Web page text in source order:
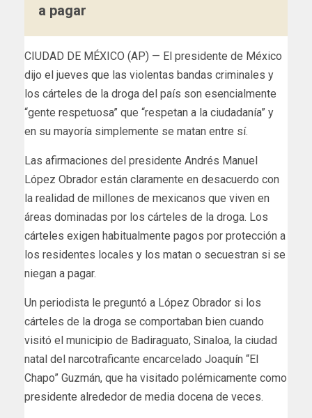
a pagar
CIUDAD DE MÉXICO (AP) — El presidente de México
dijo el jueves que las violentas bandas criminales y
los cárteles de la droga del país son esencialmente
“gente respetuosa” que “respetan a la ciudadanía” y
en su mayoría simplemente se matan entre sí.
Las afirmaciones del presidente Andrés Manuel
López Obrador están claramente en desacuerdo con
la realidad de millones de mexicanos que viven en
áreas dominadas por los cárteles de la droga. Los
cárteles exigen habitualmente pagos por protección a
los residentes locales y los matan o secuestran si se
niegan a pagar.
Un periodista le preguntó a López Obrador si los
cárteles de la droga se comportaban bien cuando
visitó el municipio de Badiraguato, Sinaloa, la ciudad
natal del narcotraficante encarcelado Joaquín “El
Chapo” Guzmán, que ha visitado polémicamente como
presidente alrededor de media docena de veces.